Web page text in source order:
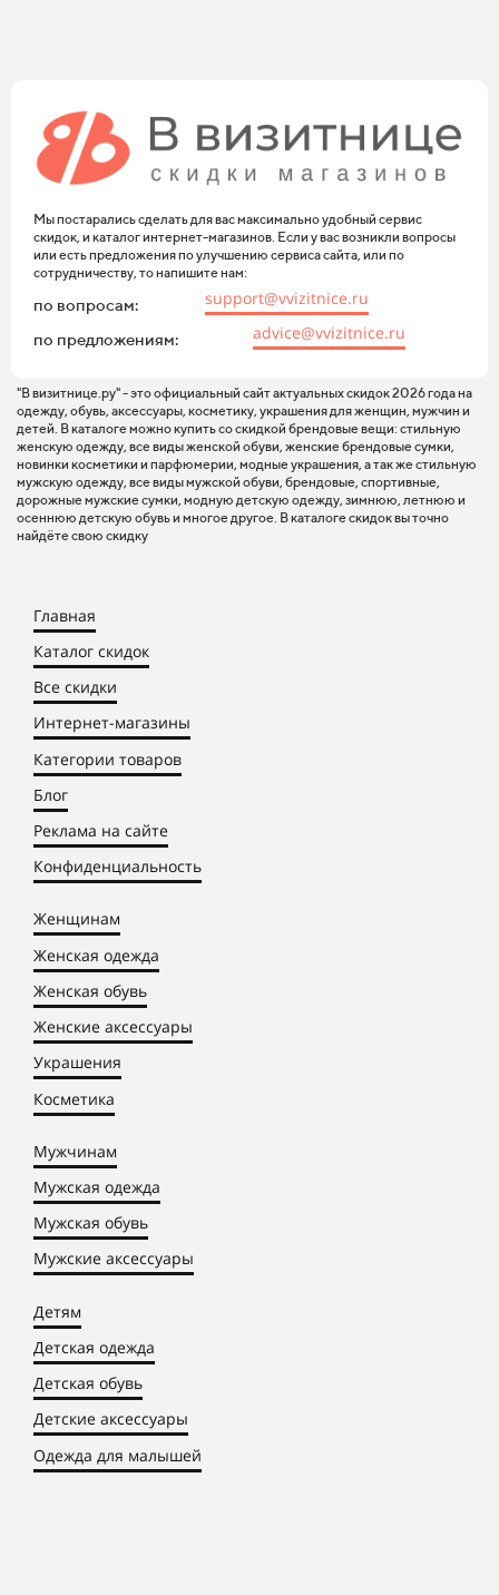
Мы постарались сделать для вас максимально удобный сервис
скидок, и каталог интернет-магазинов. Если у вас возникли вопросы
или есть предложения по улучшению сервиса сайта, или по
сотрудничеству, то напишите нам:
по вопросам: support@vvizitnice.ru
по предложениям: advice@vvizitnice.ru
"В визитнице.ру" - это официальный сайт актуальных скидок 2026 года на
одежду, обувь, аксессуары, косметику, украшения для женщин, мужчин и
детей. В каталоге можно купить со скидкой брендовые вещи: стильную
женскую одежду, все виды женской обуви, женские брендовые сумки,
новинки косметики и парфюмерии, модные украшения, а так же стильную
мужскую одежду, все виды мужской обуви, брендовые, спортивные,
дорожные мужские сумки, модную детскую одежду, зимнюю, летнюю и
осеннюю детскую обувь и многое другое. В каталоге скидок вы точно
найдёте свою скидку
Главная
Каталог скидок
Все скидки
Интернет-магазины
Категории товаров
Блог
Реклама на сайте
Конфиденциальность
Женщинам
Женская одежда
Женская обувь
Женские аксессуары
Украшения
Косметика
Мужчинам
Мужская одежда
Мужская обувь
Мужские аксессуары
Детям
Детская одежда
Детская обувь
Детские аксессуары
Одежда для малышей